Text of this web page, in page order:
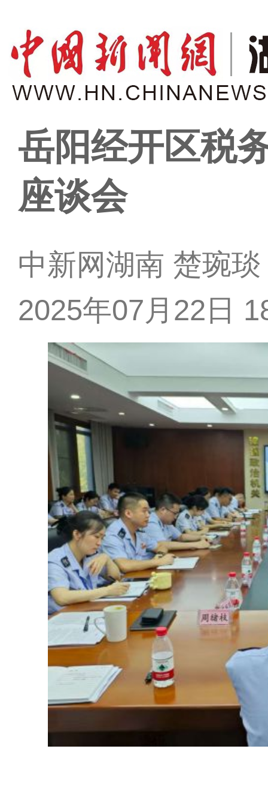
岳阳经开区税
座谈会
中新网湖南 楚琬琰
2025年07月22日